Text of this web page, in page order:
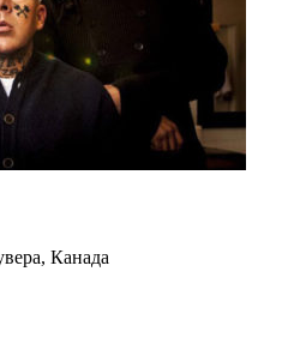
Канада